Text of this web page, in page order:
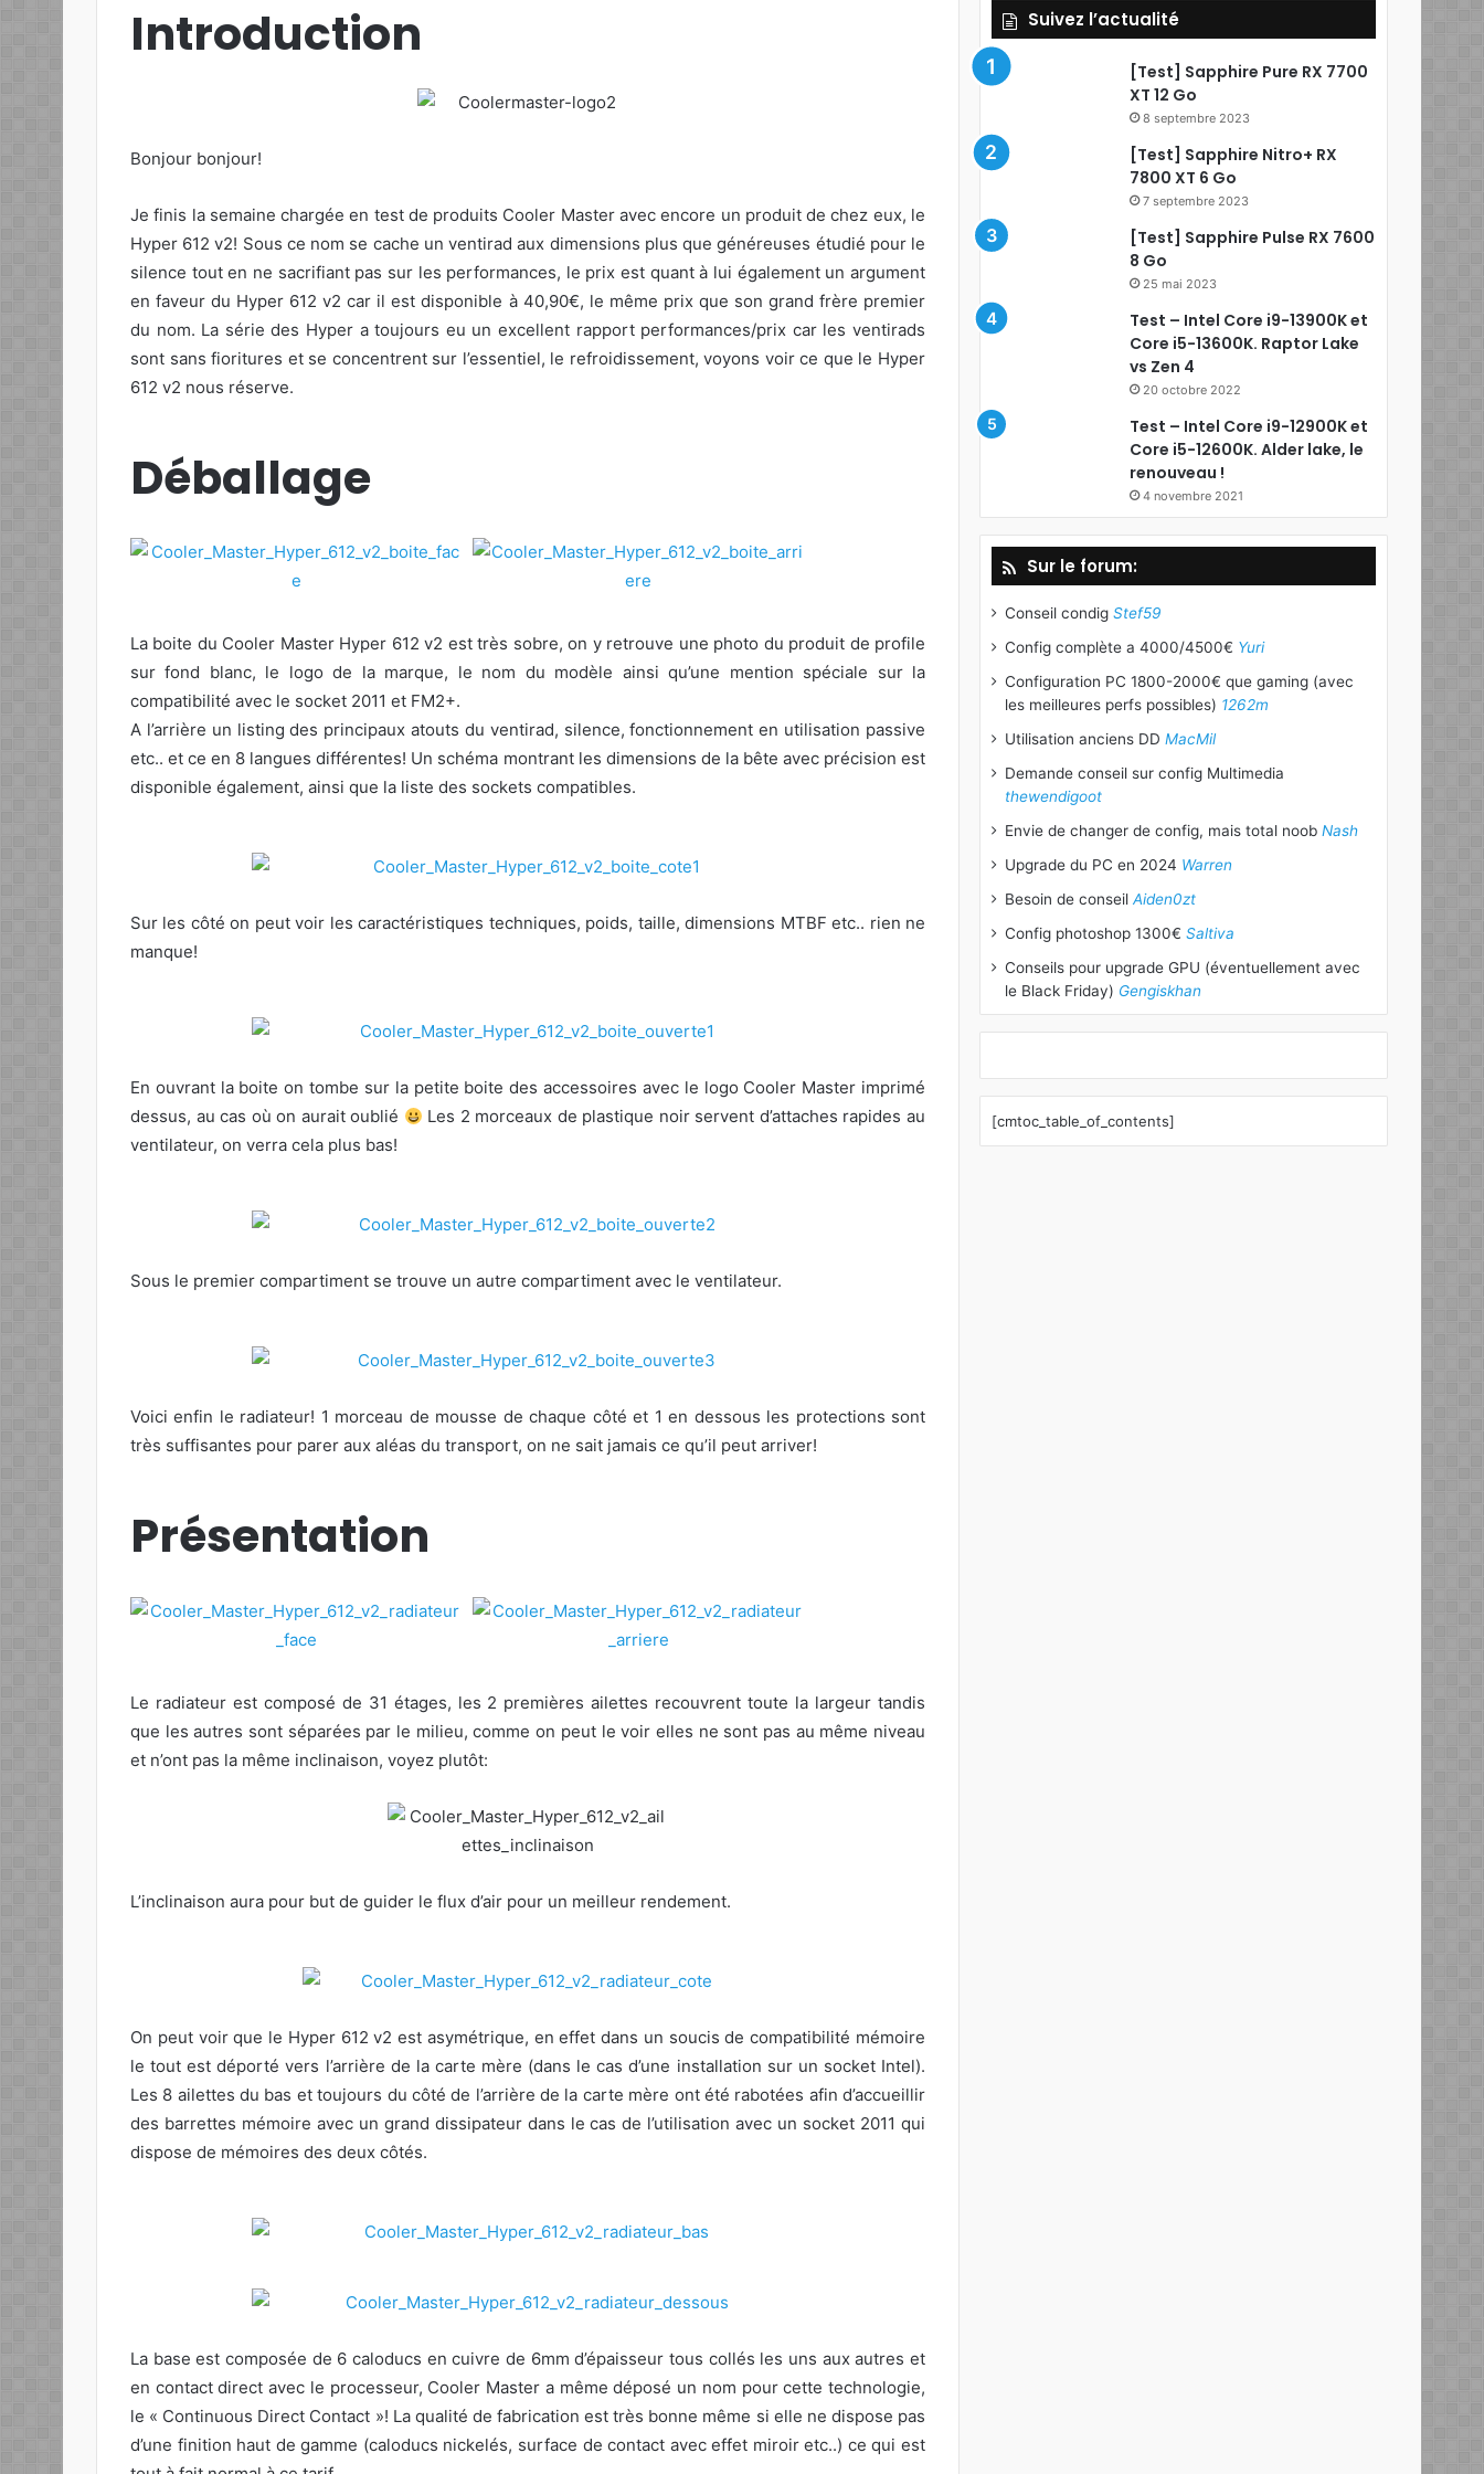
Introduction
Bonjour bonjour!
Je finis la semaine chargée en test de produits Cooler Master avec encore un produit de chez eux, le
Hyper 612 v2! Sous ce nom se cache un ventirad aux dimensions plus que généreuses étudié pour le
silence tout en ne sacrifiant pas sur les performances, le prix est quant à lui également un argument
en faveur du Hyper 612 v2 car il est disponible à 40,90€, le même prix que son grand frère premier
du nom. La série des Hyper a toujours eu un excellent rapport performances/prix car les ventirads
sont sans fioritures et se concentrent sur l’essentiel, le refroidissement, voyons voir ce que le Hyper
612 v2 nous réserve.
Déballage
La boite du Cooler Master Hyper 612 v2 est très sobre, on y retrouve une photo du produit de profile
sur fond blanc, le logo de la marque, le nom du modèle ainsi qu’une mention spéciale sur la
compatibilité avec le socket 2011 et FM2+.
A l’arrière un listing des principaux atouts du ventirad, silence, fonctionnement en utilisation passive
etc.. et ce en 8 langues différentes! Un schéma montrant les dimensions de la bête avec précision est
disponible également, ainsi que la liste des sockets compatibles.
Sur les côté on peut voir les caractéristiques techniques, poids, taille, dimensions MTBF etc.. rien ne
manque!
En ouvrant la boite on tombe sur la petite boite des accessoires avec le logo Cooler Master imprimé
dessus, au cas où on aurait oublié
Les 2 morceaux de plastique noir servent d’attaches rapides au
ventilateur, on verra cela plus bas!
Sous le premier compartiment se trouve un autre compartiment avec le ventilateur.
Voici enfin le radiateur! 1 morceau de mousse de chaque côté et 1 en dessous les protections sont
très suffisantes pour parer aux aléas du transport, on ne sait jamais ce qu’il peut arriver!
Présentation
Le radiateur est composé de 31 étages, les 2 premières ailettes recouvrent toute la largeur tandis
que les autres sont séparées par le milieu, comme on peut le voir elles ne sont pas au même niveau
et n’ont pas la même inclinaison, voyez plutôt:
L’inclinaison aura pour but de guider le flux d’air pour un meilleur rendement.
On peut voir que le Hyper 612 v2 est asymétrique, en effet dans un soucis de compatibilité mémoire
le tout est déporté vers l’arrière de la carte mère (dans le cas d’une installation sur un socket Intel).
Les 8 ailettes du bas et toujours du côté de l’arrière de la carte mère ont été rabotées afin d’accueillir
des barrettes mémoire avec un grand dissipateur dans le cas de l’utilisation avec un socket 2011 qui
dispose de mémoires des deux côtés.
La base est composée de 6 caloducs en cuivre de 6mm d’épaisseur tous collés les uns aux autres et
en contact direct avec le processeur, Cooler Master a même déposé un nom pour cette technologie,
le « Continuous Direct Contact »! La qualité de fabrication est très bonne même si elle ne dispose pas
d’une finition haut de gamme (caloducs nickelés, surface de contact avec effet miroir etc..) ce qui est
Suivez l’actualité
[Test] Sapphire Pure RX 7700
XT 12 Go
8 septembre 2023
[Test] Sapphire Nitro+ RX
7800 XT 6 Go
7 septembre 2023
[Test] Sapphire Pulse RX 7600
8 Go
25 mai 2023
Test – Intel Core i9-13900K et
Core i5-13600K. Raptor Lake
vs Zen 4
20 octobre 2022
Test – Intel Core i9-12900K et
Core i5-12600K. Alder lake, le
renouveau !
4 novembre 2021
Sur le forum:
Conseil condig Stef59
Config complète a 4000/4500€ Yuri
Configuration PC 1800-2000€ que gaming (avec
les meilleures perfs possibles) 1262m
Utilisation anciens DD MacMil
Demande conseil sur config Multimedia
thewendigoot
Envie de changer de config, mais total noob Nash
Upgrade du PC en 2024 Warren
Besoin de conseil Aiden0zt
Config photoshop 1300€ Saltiva
Conseils pour upgrade GPU (éventuellement avec
le Black Friday) Gengiskhan
[cmtoc_table_of_contents]